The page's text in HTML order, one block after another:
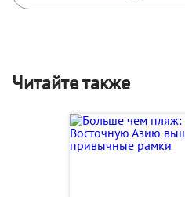
Читайте также